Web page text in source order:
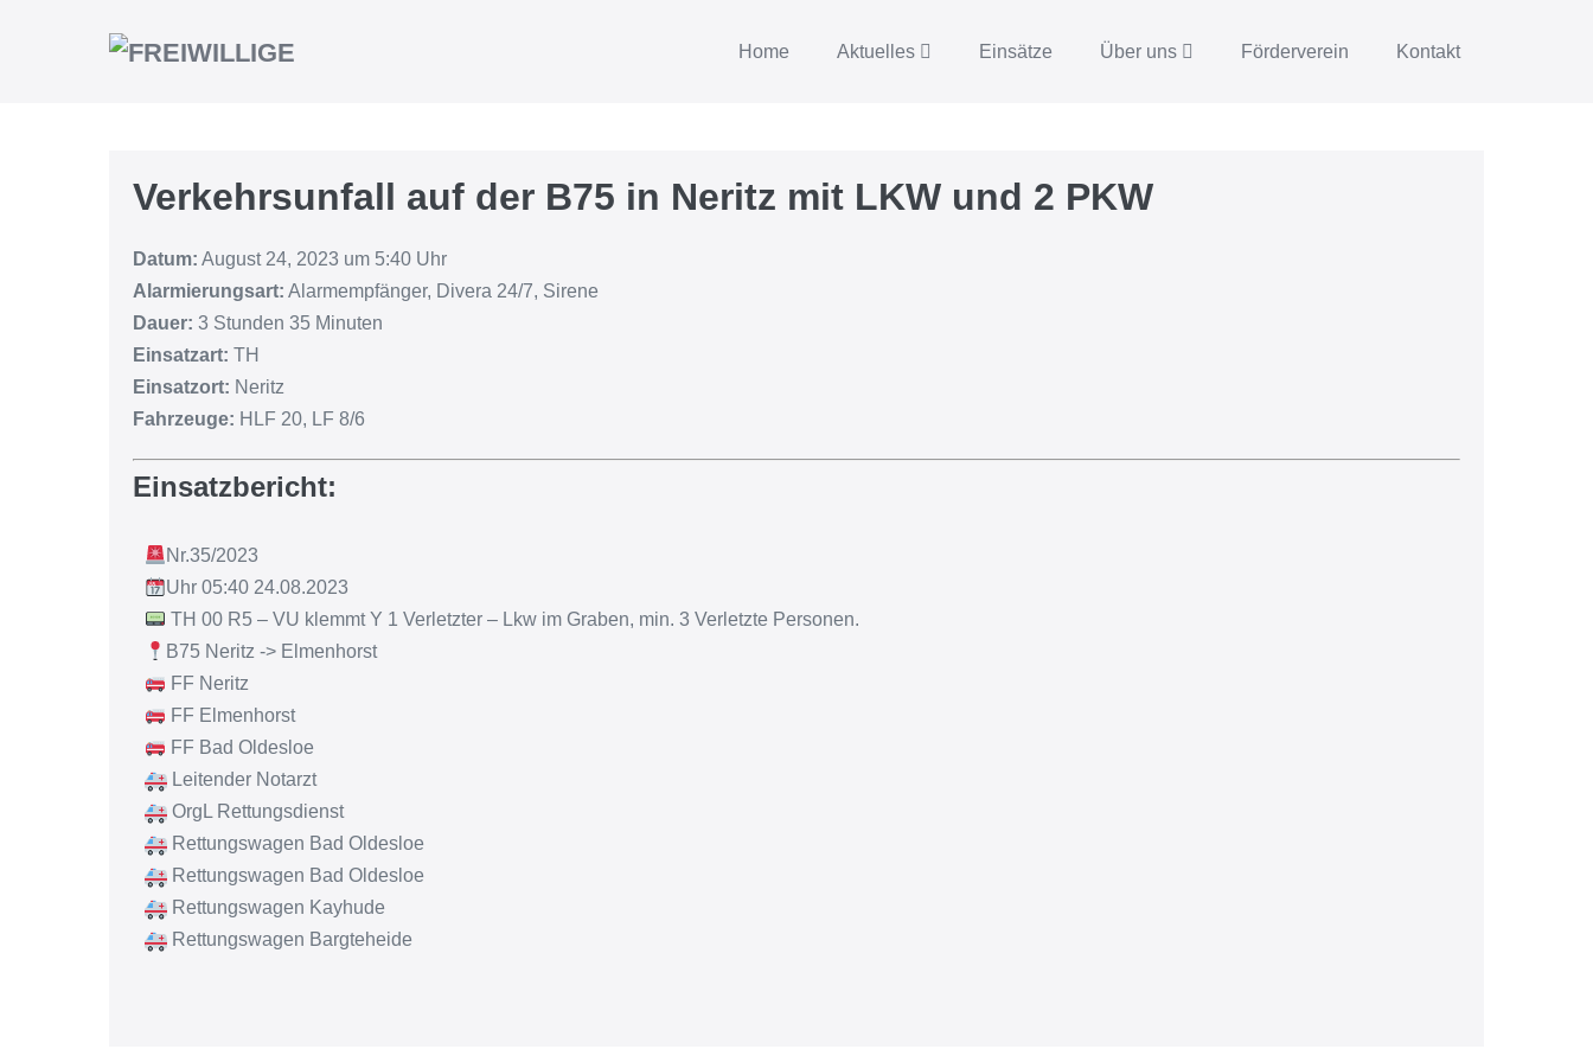
Home Aktuelles Einsätze Über uns Förderverein Kontakt
Verkehrsunfall auf der B75 in Neritz mit LKW und 2 PKW
Datum: August 24, 2023 um 5:40 Uhr
Alarmierungsart: Alarmempfänger, Divera 24/7, Sirene
Dauer: 3 Stunden 35 Minuten
Einsatzart: TH
Einsatzort: Neritz
Fahrzeuge: HLF 20, LF 8/6
Einsatzbericht:
Nr.35/2023
Uhr 05:40 24.08.2023
TH 00 R5 – VU klemmt Y 1 Verletzter – Lkw im Graben, min. 3 Verletzte Personen.
B75 Neritz -> Elmenhorst
FF Neritz
FF Elmenhorst
FF Bad Oldesloe
Leitender Notarzt
OrgL Rettungsdienst
Rettungswagen Bad Oldesloe
Rettungswagen Bad Oldesloe
Rettungswagen Kayhude
Rettungswagen Bargteheide